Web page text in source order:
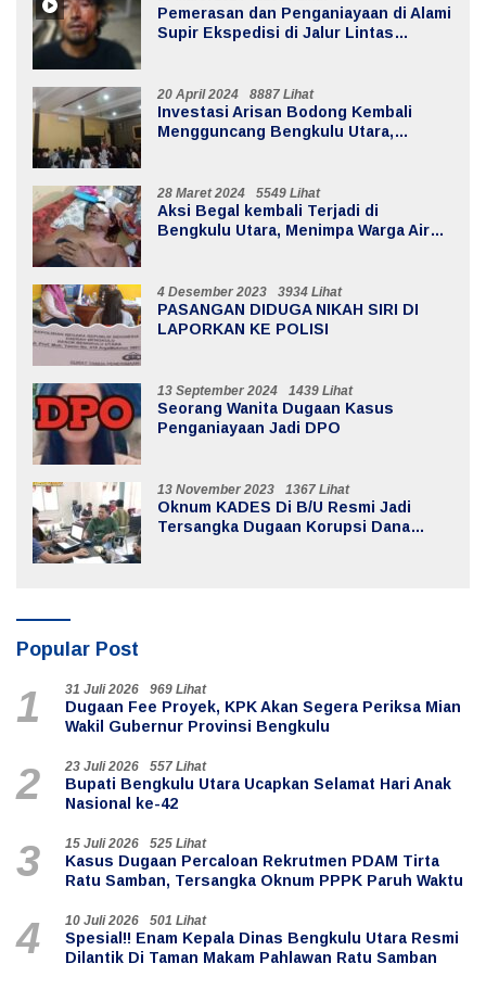
Pemerasan dan Penganiayaan di Alami
Supir Ekspedisi di Jalur Lintas
20 April 2024 8887 Lihat
Investasi Arisan Bodong Kembali
Mengguncang Bengkulu Utara,
28 Maret 2024 5549 Lihat
Aksi Begal kembali Terjadi di
Bengkulu Utara, Menimpa Warga Air
4 Desember 2023 3934 Lihat
PASANGAN DIDUGA NIKAH SIRI DI
LAPORKAN KE POLISI
13 September 2024 1439 Lihat
Seorang Wanita Dugaan Kasus
Penganiayaan Jadi DPO
13 November 2023 1367 Lihat
Oknum KADES Di B/U Resmi Jadi
Tersangka Dugaan Korupsi Dana
Popular Post
1 31 Juli 2026 969 Lihat
Dugaan Fee Proyek, KPK Akan Segera Periksa Mian
Wakil Gubernur Provinsi Bengkulu
2 23 Juli 2026 557 Lihat
Bupati Bengkulu Utara Ucapkan Selamat Hari Anak
Nasional ke-42
3 15 Juli 2026 525 Lihat
Kasus Dugaan Percaloan Rekrutmen PDAM Tirta
Ratu Samban, Tersangka Oknum PPPK Paruh Waktu
4 10 Juli 2026 501 Lihat
Spesial!! Enam Kepala Dinas Bengkulu Utara Resmi